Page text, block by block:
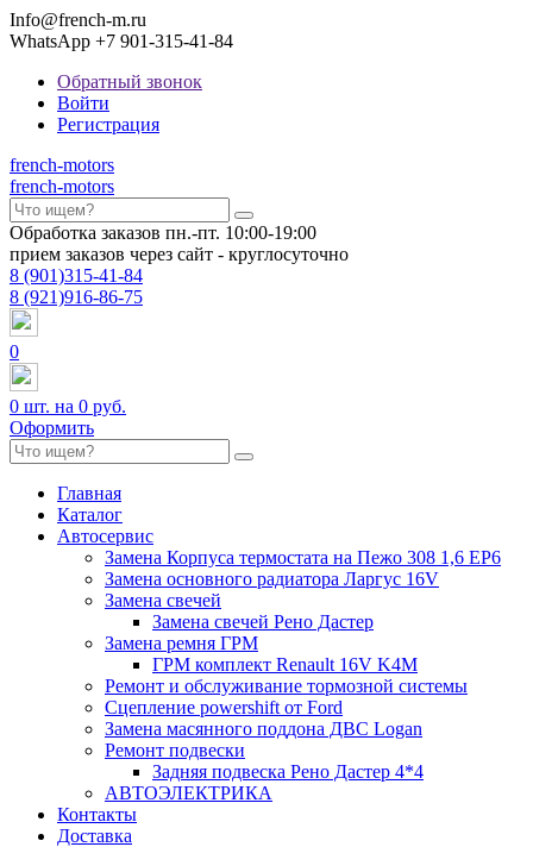
Info@french-m.ru
WhatsApp +7 901-315-41-84
Обратный звонок
Войти
Регистрация
french-motors
french-motors
Обработка заказов пн.-пт. 10:00-19:00
прием заказов через сайт - круглосуточно
8 (901)315-41-84
8 (921)916-86-75
0
0 шт. на 0 руб.
Оформить
Главная
Каталог
Автосервис
Замена Корпуса термостата на Пежо 308 1,6 EP6
Замена основного радиатора Ларгус 16V
Замена свечей
Замена свечей Рено Дастер
Замена ремня ГРМ
ГРМ комплект Renault 16V K4M
Ремонт и обслуживание тормозной системы
Сцепление powershift от Ford
Замена масянного поддона ДВС Logan
Ремонт подвески
Задняя подвеска Рено Дастер 4*4
АВТОЭЛЕКТРИКА
Контакты
Доставка